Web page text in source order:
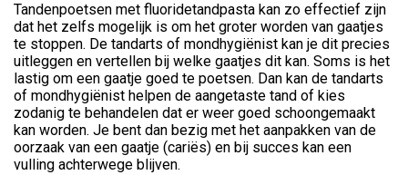
Tandenpoetsen met fluoridetandpasta kan zo effectief zijn
dat het zelfs mogelijk is om het groter worden van gaatjes
te stoppen. De tandarts of mondhygiënist kan je dit precies
uitleggen en vertellen bij welke gaatjes dit kan. Soms is het
lastig om een gaatje goed te poetsen. Dan kan de tandarts
of mondhygiënist helpen de aangetaste tand of kies
zodanig te behandelen dat er weer goed schoongemaakt
kan worden. Je bent dan bezig met het aanpakken van de
oorzaak van een gaatje (cariës) en bij succes kan een
vulling achterwege blijven.